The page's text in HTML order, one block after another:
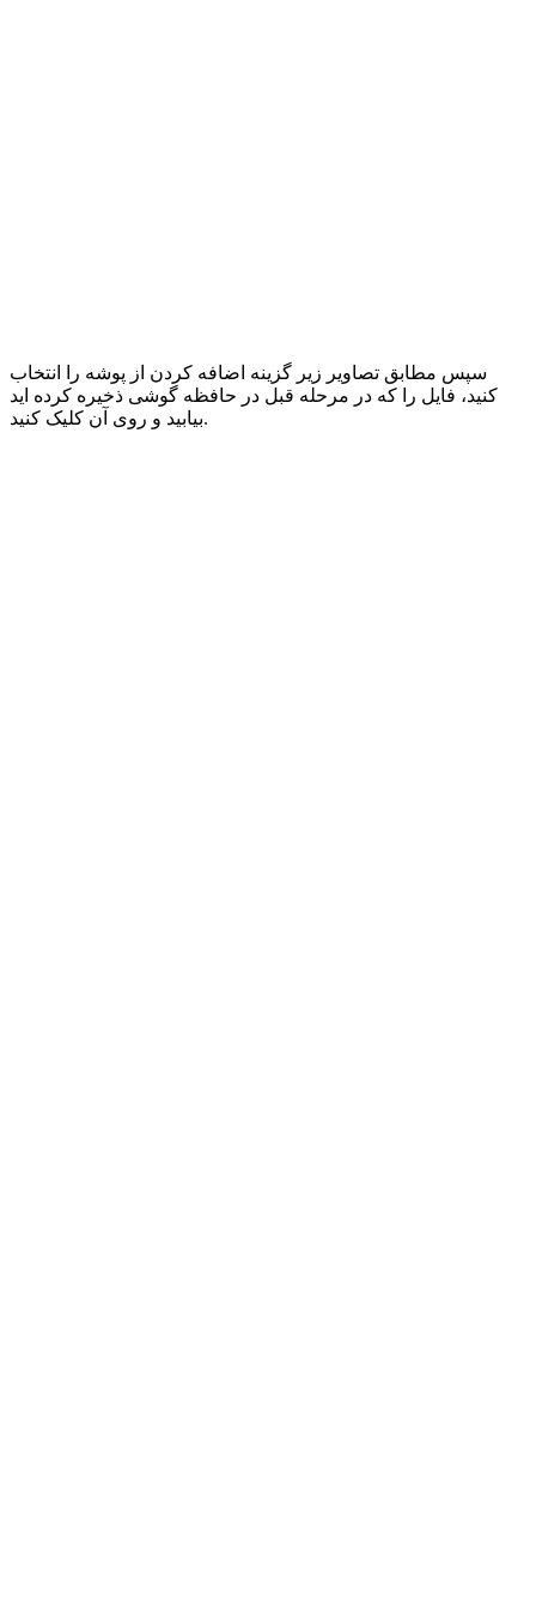
سپس مطابق تصاویر زیر گزینه اضافه کردن از پوشه را انتخاب
کنید، فایل را که در مرحله قبل در حافظه گوشی ذخیره کرده اید
بیابید و روی آن کلیک کنید.